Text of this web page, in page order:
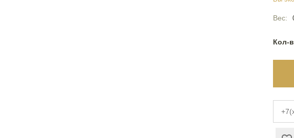
Вес:
Кол-